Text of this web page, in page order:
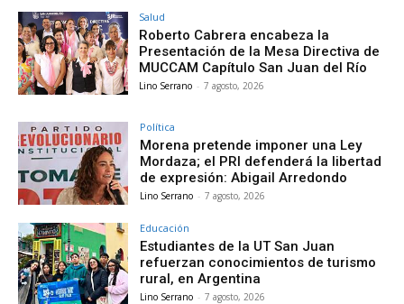
Salud
Roberto Cabrera encabeza la
Presentación de la Mesa Directiva de
MUCCAM Capítulo San Juan del Río
Lino Serrano - 7 agosto, 2026
Política
Morena pretende imponer una Ley
Mordaza; el PRI defenderá la libertad
de expresión: Abigail Arredondo
Lino Serrano - 7 agosto, 2026
Educación
Estudiantes de la UT San Juan
refuerzan conocimientos de turismo
rural, en Argentina
Lino Serrano - 7 agosto, 2026